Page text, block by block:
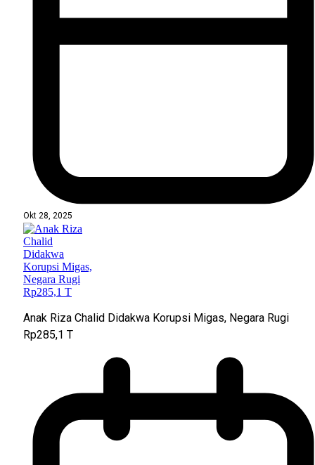
Okt 28, 2025
Anak Riza Chalid Didakwa Korupsi Migas, Negara Rugi
Rp285,1 T